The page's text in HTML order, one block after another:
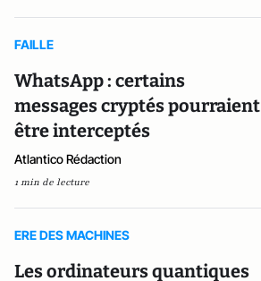
FAILLE
WhatsApp : certains
messages cryptés pourraient
être interceptés
Atlantico Rédaction
1 min de lecture
ERE DES MACHINES
Les ordinateurs quantiques